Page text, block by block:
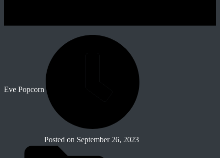
Eve Popcorn
Posted on September 26, 2023